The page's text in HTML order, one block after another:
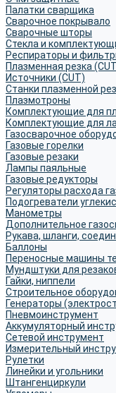
Палатки сварщика
Сварочное покрывало
Сварочные шторы
Стекла и
Респираторы и
Плазменная резка
Источники (CUT)
Станки плазменной
Плазмотроны
Комплектующие для
Комплектующие для
Газосварочное
Газовые горелки
Газовые резаки
Лампы паяльные
Газовые редукторы
Регуляторы расхода
Подогреватели
Манометры
Дополнительное
Рукава, шланги,
Баллоны
Переносные машины
Мундштуки для
Гайки, ниппели
Строительное
Генераторы
Пневмоинструмент
Аккумуляторный
Сетевой инструмент
Измерительный
Рулетки
Линейки и угольники
Штангенциркули